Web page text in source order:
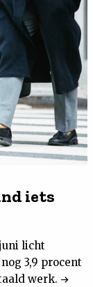
iets
licht
3,9 procent
werk.